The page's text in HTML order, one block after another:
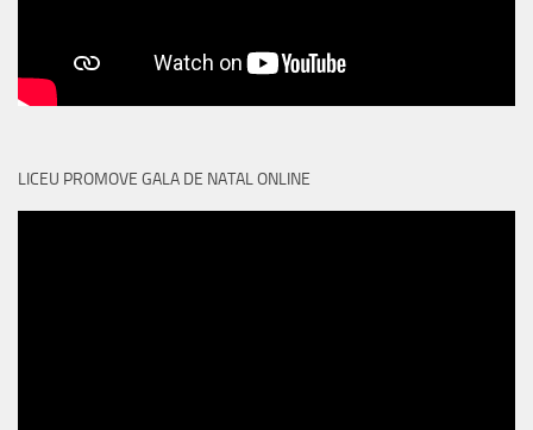
LICEU PROMOVE GALA DE NATAL ONLINE